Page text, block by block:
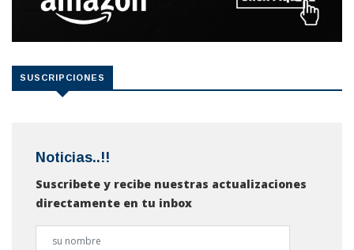
SUSCRIPCIONES
Noticias..!!
Suscribete y recibe nuestras actualizaciones
directamente en tu inbox